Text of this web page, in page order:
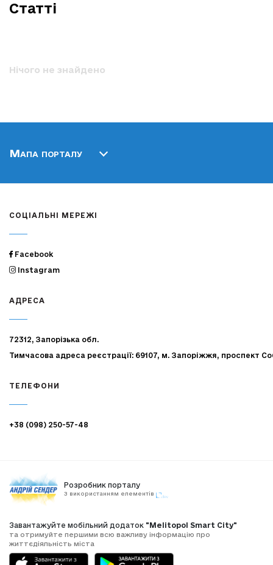
Статті
Нічого не знайдено
Мапа порталу
СОЦІАЛЬНІ МЕРЕЖІ
Facebook
Instagram
АДРЕСА
72312, Запорізька обл.
Тимчасова адреса реєстрації: 69107, м. Запоріжжя, проспект
ТЕЛЕФОНИ
+38 (098) 250-57-48
Розробник порталу
З використанням елементів
Завантажуйте мобільний додаток "Melitopol Smart City"
та отримуйте першими всю важливу інформацію про
життєдіяльність міста